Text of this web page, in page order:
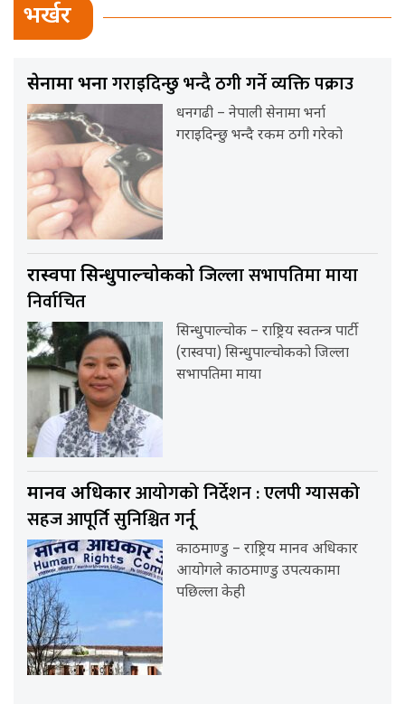
भर्खर
सेनामा भर्नागराइदिन्छु भन्दै ठगी गर्ने व्यक्ति पक्राउ
धनगढी – नेपाली सेनामा भर्ना
गराइदिन्छु भन्दै रकम ठगी गरेको
रास्वपा सिन्धुपाल्चोककोजिल्ला सभापतिमा माया
निर्वाचित
सिन्धुपाल्चोक – राष्ट्रिय स्वतन्त्र पार्टी
(रास्वपा) सिन्धुपाल्चोकको जिल्ला
सभापतिमा माया
मानव अधिकारआयोगको निर्देशन : एलपी ग्यासको
सहज आपूर्ति सुनिश्चित गर्नू
काठमाण्डु – राष्ट्रिय मानव अधिकार
आयोगले काठमाण्डु उपत्यकामा
पछिल्ला केही